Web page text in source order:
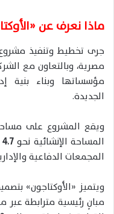
ماذا نعرف عن
جرى تخطيط وتنفيذ مشروع
مصرية، وبالتعاون مع
مؤسساتها وبناء بنية
الجديدة.
ويقع المشروع على
المساحة الإنشائية نحو 4.7 مليون متر مربع
المجمعات الدفاعية
ويتميز «الأوكتاجون»
مبانٍ رئيسية مترابطة عبر